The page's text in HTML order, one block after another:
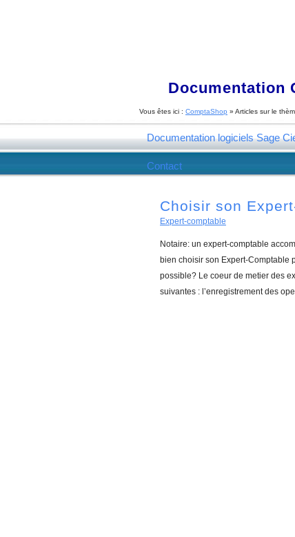
Documentation
Vous êtes ici : ComptaShop » Articles sur le
Documentation logiciels Sage
Contact
Choisir son
Expert-comptable
Notaire: un expert-comptable
bien choisir son Expert-Comptable
possible? Le coeur de metier des
suivantes : l’enregistrement des